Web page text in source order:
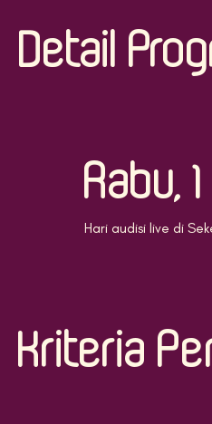
Detail
Rabu,
Hari audisi live di
Kriteria